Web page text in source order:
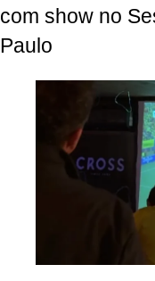
com show no
Paulo